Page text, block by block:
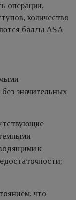
операции,
количество
баллы ASA
значительных
к
что